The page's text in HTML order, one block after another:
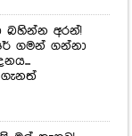
මුල් තැනට!
සහ
ජනලේඛන හා